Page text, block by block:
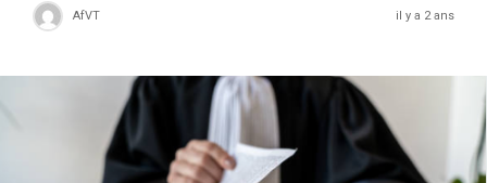
AfVT il y a 2 ans